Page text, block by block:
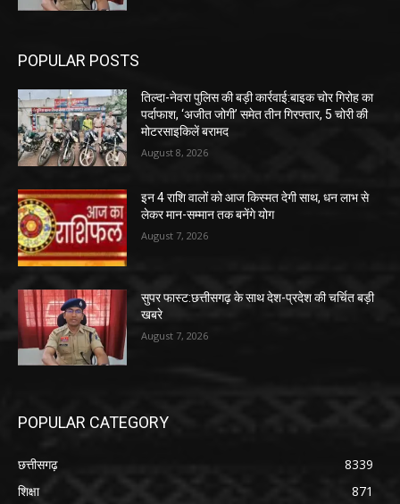
POPULAR POSTS
तिल्दा-नेवरा पुलिस की बड़ी कार्रवाई:बाइक चोर गिरोह का
पर्दाफाश, ‘अजीत जोगी’ समेत तीन गिरफ्तार, 5 चोरी की
मोटरसाइकिलें बरामद
August 8, 2026
इन 4 राशि वालों को आज किस्मत देगी साथ, धन लाभ से
लेकर मान-सम्मान तक बनेंगे योग
August 7, 2026
सुपर फास्ट:छत्तीसगढ़ के साथ देश-प्रदेश की चर्चित बड़ी
खबरे
August 7, 2026
POPULAR CATEGORY
छत्तीसगढ़
8339
शिक्षा
871